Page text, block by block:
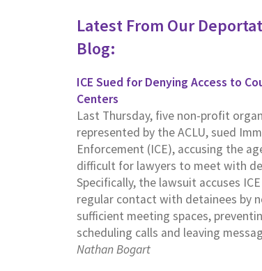
Latest From Our
Blog:
ICE Sued for Denying Access to
Centers
Last Thursday, five non-profit
represented by the ACLU, sued
Enforcement (ICE), accusing the
difficult for lawyers to meet with
Specifically, the lawsuit accuses
regular contact with detainees by
sufficient meeting spaces,
scheduling calls and leaving
Nathan Bogart